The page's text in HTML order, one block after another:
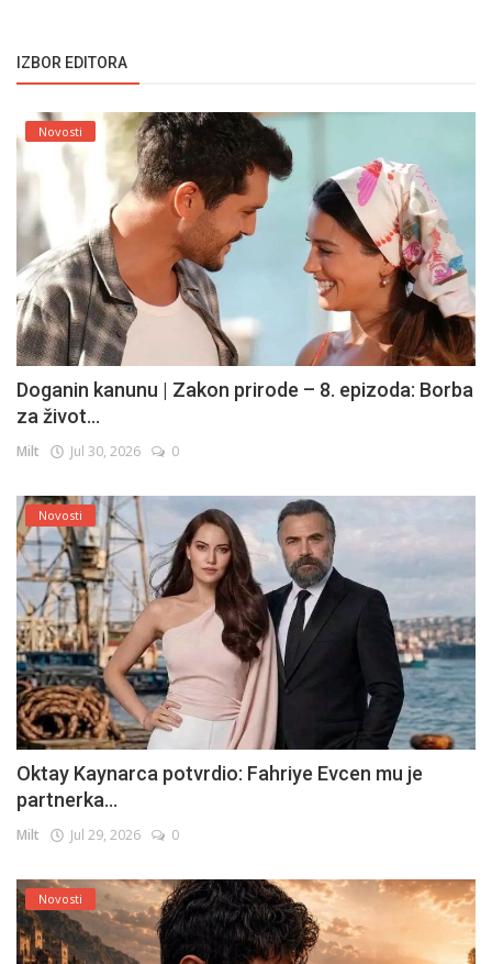
IZBOR EDITORA
Novosti
Doganin kanunu | Zakon prirode – 8. epizoda: Borba
za život...
Milt Jul 30, 2026 0
Novosti
Oktay Kaynarca potvrdio: Fahriye Evcen mu je
partnerka...
Milt Jul 29, 2026 0
Novosti